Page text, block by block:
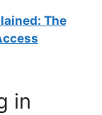
The
in